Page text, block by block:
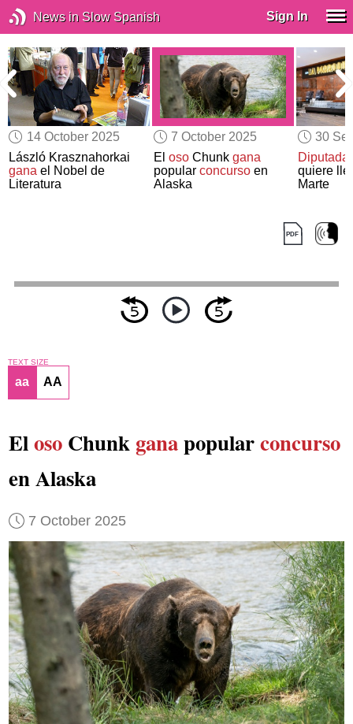
News in Slow Spanish Sign In
14 October 2025
László Krasznahorkai
gana el Nobel de
Literatura
7 October 2025
El osoChunk gana
popular concursoen
Alaska
30
Diputada
quiere
Marte
TEXT SIZE
aa AA
ElosoChunk ganapopularconcurso
en Alaska
7 October 2025